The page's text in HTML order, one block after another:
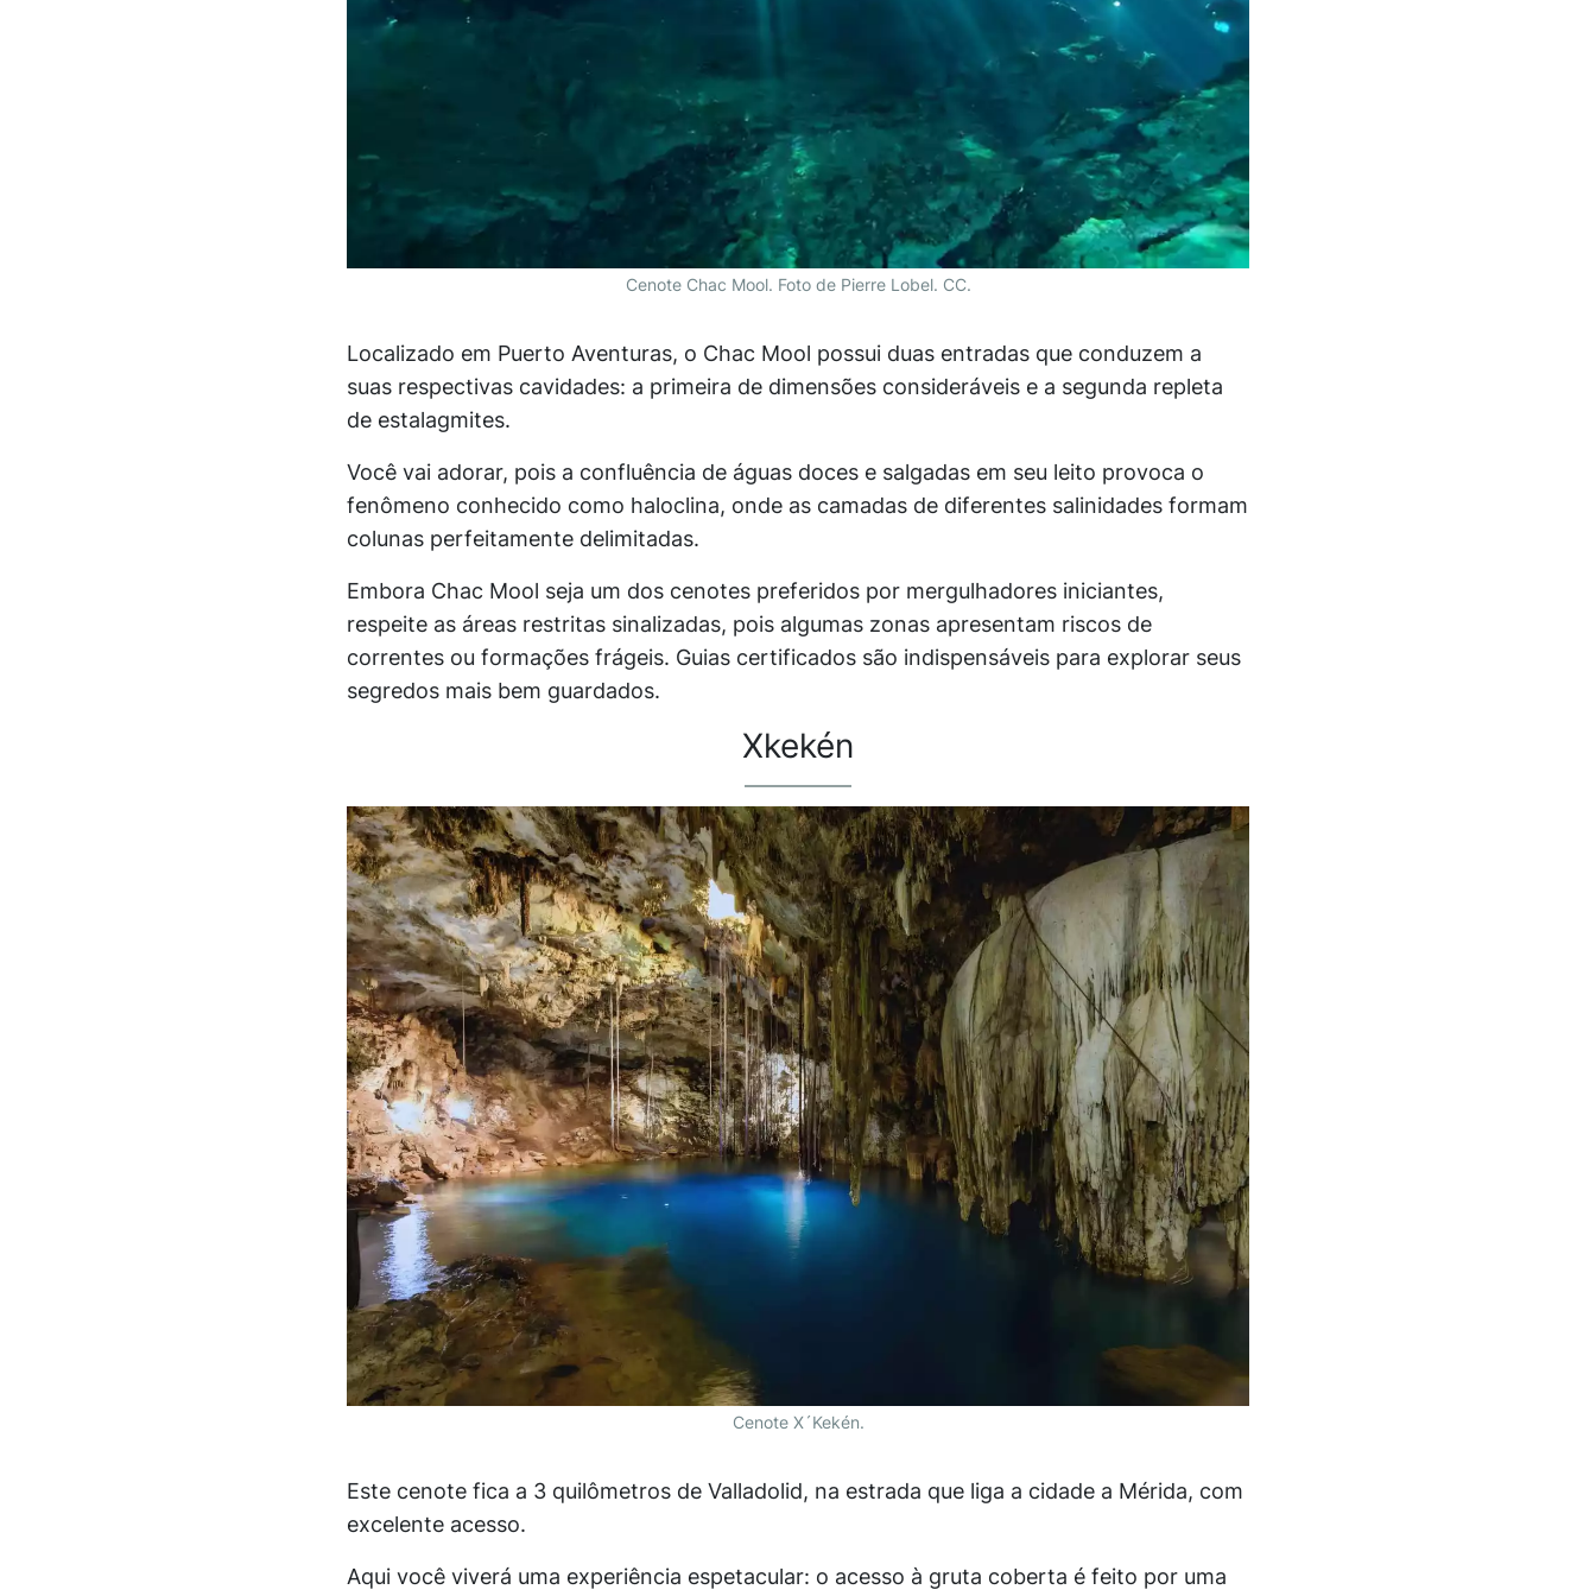
Cenote Chac Mool. Foto de Pierre Lobel. CC.
Localizado em Puerto Aventuras, o Chac Mool possui duas entradas que conduzem a
suas respectivas cavidades: a primeira de dimensões consideráveis e a segunda repleta
de estalagmites.
Você vai adorar, pois a confluência de águas doces e salgadas em seu leito provoca o
fenômeno conhecido como haloclina, onde as camadas de diferentes salinidades formam
colunas perfeitamente delimitadas.
Embora Chac Mool seja um dos cenotes preferidos por mergulhadores iniciantes,
respeite as áreas restritas sinalizadas, pois algumas zonas apresentam riscos de
correntes ou formações frágeis. Guias certificados são indispensáveis para explorar seus
segredos mais bem guardados.
Xkekén
Cenote X´Kekén.
Este cenote fica a 3 quilômetros de Valladolid, na estrada que liga a cidade a Mérida, com
excelente acesso.
Aqui você viverá uma experiência espetacular: o acesso à gruta coberta é feito por uma